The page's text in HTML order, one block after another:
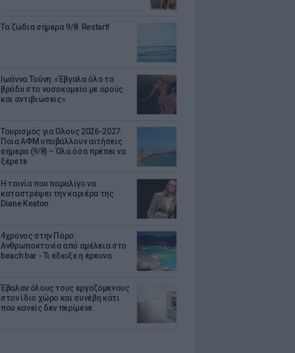
Τα ζώδια σήμερα 9/8: Restart!
Ιωάννα Τούνη: «Έβγαλα όλο το
βράδυ στο νοσοκομείο με ορούς
και αντιβιώσεις»
Τουρισμός για Όλους 2026-2027:
Ποια ΑΦΜ υποβάλλουν αιτήσεις
σήμερα (9/8) – Όλα όσα πρέπει να
ξέρετε
Η ταινία που παραλίγο να
καταστρέψει την καριέρα της
Diane Keaton
4χρονος στην Πάρο:
Ανθρωποκτονία από αμέλεια στο
beach bar - Τι έδειξε η έρευνα
Έβαλαν όλους τους εργαζόμενους
στον ίδιο χώρο και συνέβη κάτι
που κανείς δεν περίμενε